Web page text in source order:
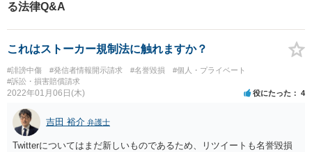
た。
る法律Q&A
これはストーカー規制法に触れますか？
#誹謗中傷 #発信者情報開示請求 #名誉毀損
#個人・プライベート
#訴訟・損害賠償請求
2022年01月06日(木) 役にたった 4
吉田 裕介 弁護士
Twitterについてはまだ新しいものであるため、リツイートも名誉毀損